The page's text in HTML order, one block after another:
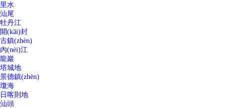
里水
汕尾
牡丹江
開(kāi)封
古鎮(zhèn)
內(nèi)江
龍巖
塔城地
景德鎮(zhèn)
瓊海
日喀則地
汕頭